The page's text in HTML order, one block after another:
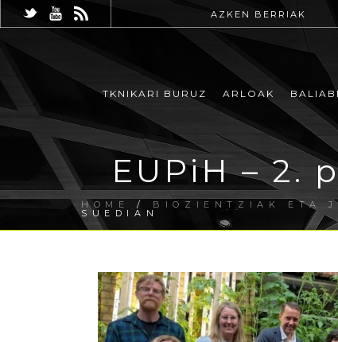
AZKEN BERRIAK
TKNIKARI BURUZ ARLOAK
EUPiH – 2.
HOME / BIOZIENTZIAK ETA
SUEDIAN